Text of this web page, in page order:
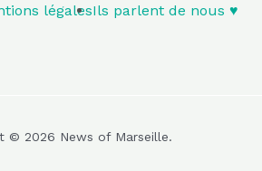
légalesIls parlent de nous ♥️
© 2026 News of Marseille.